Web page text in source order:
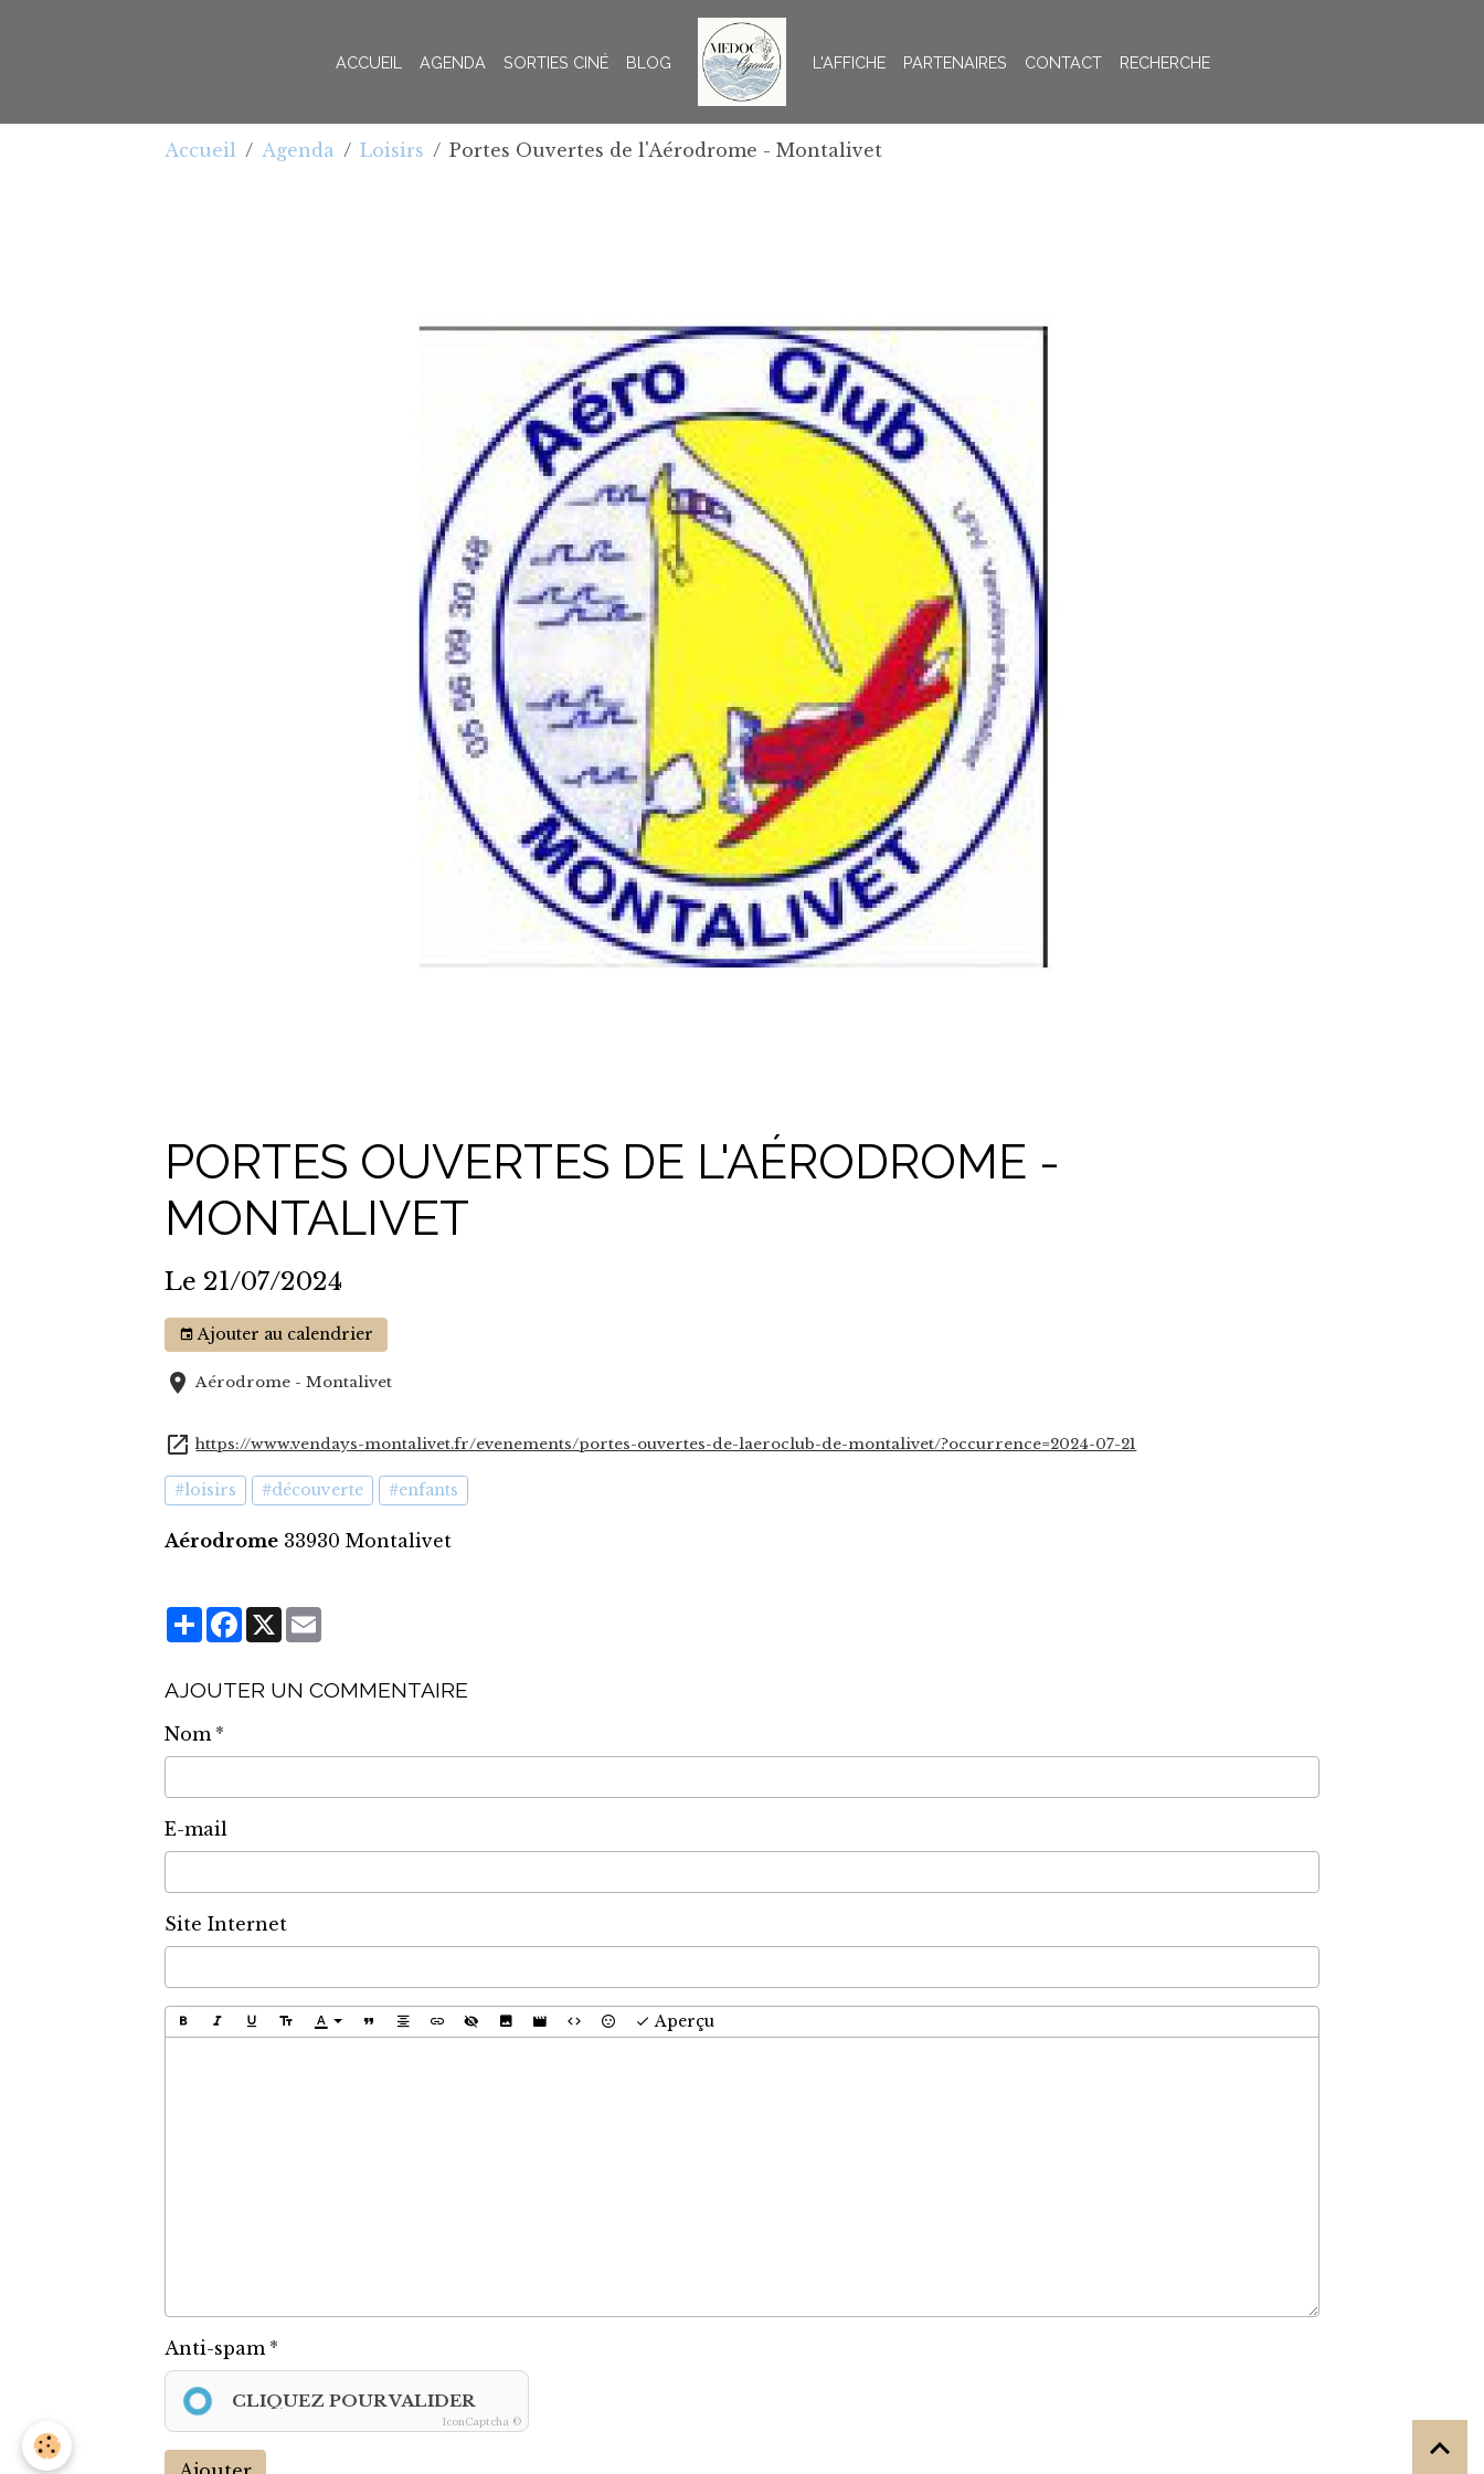
ACCUEIL AGENDA SORTIES CINÉ BLOG L'AFFICHE PARTENAIRES CONTACT RECHERCHE
Accueil Agenda Loisirs Portes Ouvertes de l'Aérodrome - Montalivet
PORTES OUVERTES DE L'AÉRODROME -
MONTALIVET
Le 21/07/2024
Ajouter au calendrier
Aérodrome - Montalivet
https://www.vendays-montalivet.fr/evenements/portes-ouvertes-de-laeroclub-de-montalivet/?occurrence=2024-07-21
#loisirs #découverte #enfants
Aérodrome 33930 Montalivet
PartagerFacebook
X
AJOUTER UN COMMENTAIRE
Nom
E-mail
Site Internet
Aperçu
Anti-spam
CLIQUEZ POUR VALIDER
IconCaptcha ©